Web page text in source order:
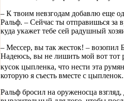
– К твоим невзгодам добавлю еще
Ральф. – Сейчас ты отправишься за
куда укажет тебе сей радушный
– Мессер, вы так жесток! – возопил
Надеюсь, вы не лишить мой вот тот
кусок цыпленка, что нести эта
которую я съесть вместе с
Ральф бросил на оруженосца взгляд,